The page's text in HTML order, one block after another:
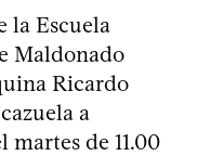
la Escuela
Maldonado
Ricardo
a
de 11.00